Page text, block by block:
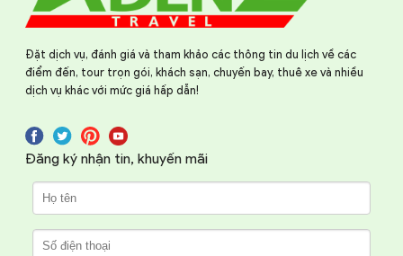
Đặt dịch vụ, đánh giá và tham khảo các thông tin du lịch về các
điểm đến, tour trọn gói, khách sạn, chuyến bay, thuê xe và nhiều
dịch vụ khác với mức giá hấp dẫn!
Đăng ký nhận tin, khuyến mãi